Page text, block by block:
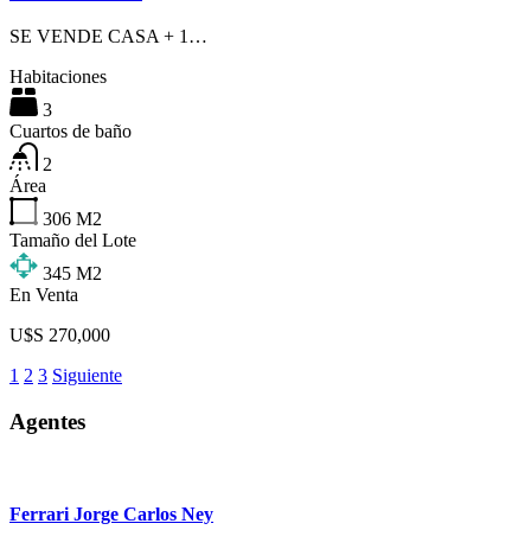
SE VENDE CASA + 1…
Habitaciones
3
Cuartos de baño
2
Área
306 M2
Tamaño del Lote
345 M2
En Venta
U$S 270,000
1 2 3 Siguiente
Agentes
Ferrari Jorge Carlos Ney